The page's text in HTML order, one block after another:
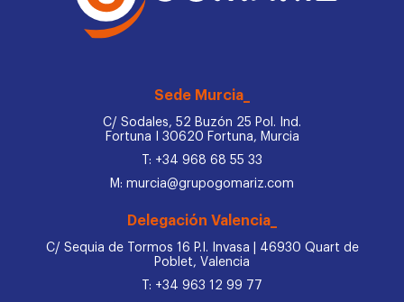
Sede Murcia_
C/ Sodales, 52 Buzón 25 Pol. Ind.
Fortuna I 30620 Fortuna, Murcia
T: +34 968 68 55 33
M: murcia@grupogomariz.com
Delegación Valencia_
C/ Sequia de Tormos 16 P.I. Invasa | 46930 Quart de
Poblet, Valencia
T: +34 963 12 99 77